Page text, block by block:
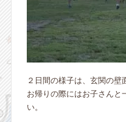
２日間の様子は、玄関の
お帰りの際にはお子さん
い。